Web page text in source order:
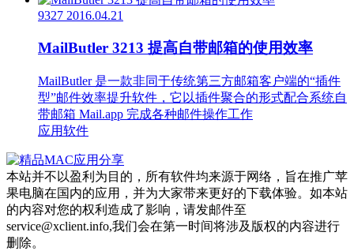
9327 2016.04.21
MailButler 3213 提高自带邮箱的使用效率
MailButler 是一款非同于传统第三方邮箱客户端的“插件
型”邮件效率提升软件，它以插件聚合的形式配合系统自
带邮箱 Mail.app 完成各种邮件操作工作
应用软件
本站并不以盈利为目的，所有软件均来源于网络，旨在推广苹
果电脑在国内的应用，并为大家带来更好的下载体验。如本站
的内容对您的权利造成了影响，请发邮件至
service@xclient.info,我们会在第一时间将涉及版权的内容进行
删除。